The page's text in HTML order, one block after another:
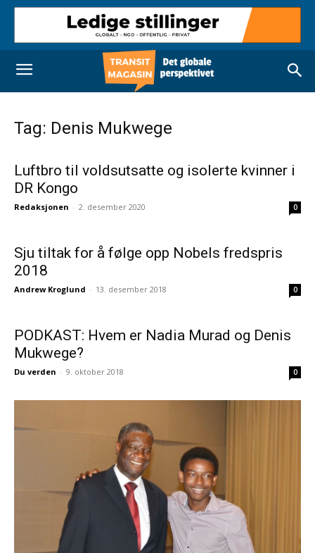
Tag: Denis Mukwege
Luftbro til voldsutsatte og isolerte kvinner i
DR Kongo
Redaksjonen - 2. desember 2020 0
Sju tiltak for å følge opp Nobels fredspris
2018
Andrew Kroglund - 13. desember 2018 0
PODKAST: Hvem er Nadia Murad og Denis
Mukwege?
Du verden - 9. oktober 2018 0